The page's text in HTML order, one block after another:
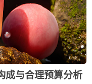
成与合理预算分析